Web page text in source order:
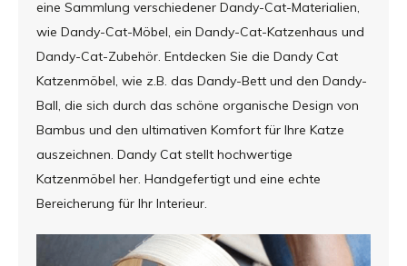
eine Sammlung verschiedener Dandy-Cat-Materialien,
wie Dandy-Cat-Möbel, ein Dandy-Cat-Katzenhaus und
Dandy-Cat-Zubehör. Entdecken Sie die Dandy Cat
Katzenmöbel, wie z.B. das Dandy-Bett und den Dandy-
Ball, die sich durch das schöne organische Design von
Bambus und den ultimativen Komfort für Ihre Katze
auszeichnen. Dandy Cat stellt hochwertige
Katzenmöbel her. Handgefertigt und eine echte
Bereicherung für Ihr Interieur.